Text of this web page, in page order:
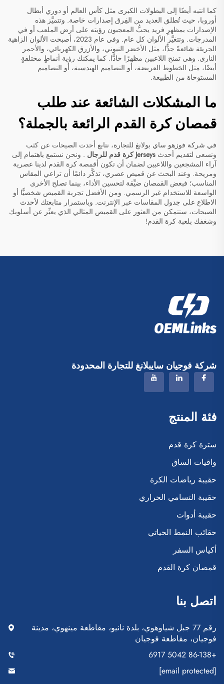
كما انتبه أيضًا إلى البطولات الكبرى مثل كأس العالم أو دوري أبطال
أوروبا، حيث تُطلق العديد من الفِرق إصدارات خاصة. وتتميَّز هذه
الإصدارات بمظهرٍ فريد يحبُّ المعجبون رؤيته على أرض الملعب أو في
المدرجات. وتتغيَّر الألوان كل عام. وفي عام 2023، أصبحت الألوان الزاهية
الجريئة شائعةً جدًّا، مثل الأخضر النيوني، والأزرق الكهربائي، والأحمر
الناري. وهي تمنح اللاعبين مظهرًا حادًّا. كما يمكنك رؤية أنماطٍ مختلفةٍ
أيضًا، مثل الخطوط العريضة، أو التصاميم الهندسية، أو التصاميم
المستوحاة من الطبيعة.
ما المشكلات الشائعة عند طلب
قمصان كرة القدم الرائعة بالجملة؟
في شركة فوزهو ساي بولانغ للتجارة، نتابع أحدث الصيحات عن كثب
ونسعى لتقديم أحدث Jerseys كرة قدم للرجال
. ونحن نستمع باهتمام إلى
آراء المشجعين واللاعبين لضمان أن تكون أقمصة كرة القدم لدينا عصرية
ومريحة. وعند البحث عن قميص عصري، تذكَّر دائمًا أن تراعي المقاس
المناسب؛ فبعض القمصان ضيِّقة لتحسين الأداء، بينما تصلح الأخرى
الواسعة للاستخدام غير الرسمي. ومن الأفضل تجربة القميص شخصيًّا أو
الاطلاع على جدول المقاسات عبر الإنترنت. وباستمرار متابعتك لأحدث
الصيحات، ستتمكن من العثور على القميص المثالي الذي يعبِّر عن أسلوبك
وشغفك بلعبة كرة القدم!
شركة فوجيان سايبلانغ للتجارة المحدودة
فئة المنتج
سترة كرة قدم
واقيات الساق
حقيبة رياضات الكرة
حقيبة التسامي الحراري
حقيبة أدوات
حقائب النمط الحياتي
أكياس السفر
قمصان كرة القدم
اتصل بنا
رقم 77 جبل شياوهوي، بلدة نانيو، مقاطعة مينهوي، مدينة
فوجيان، مقاطعة فوجيان
+86-138 5042 6917
[email protected]